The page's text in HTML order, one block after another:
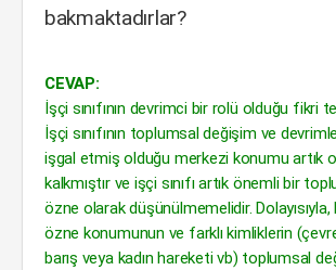
bakmaktadırlar?
CEVAP:
İşçi sınıfının devrimci bir rolü olduğu fikri
İşçi sınıfının toplumsal değişim ve
işgal etmiş olduğu merkezi konumu artık
kalkmıştır ve işçi sınıfı artık önemli bir
özne olarak düşünülmemelidir.
özne konumunun ve farklı kimliklerin
barış veya kadın hareketi vb) toplumsal